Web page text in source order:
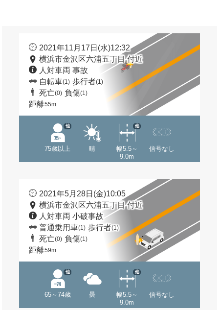
2021年11月17日(水)12:32
横浜市金沢区六浦五丁目 付近
人対車両 事故
自転車(1) 歩行者(1)
死亡(0) 負傷(1)
距離55m
75歳以上
他
晴
幅5.5～
9.0m
他
信号なし
2021年5月28日(金)10:05
横浜市金沢区六浦五丁目 付近
人対車両 小破事故
普通乗用車(1) 歩行者(1)
死亡(0) 負傷(1)
距離59m
65～74歳
他
曇
幅5.5～
9.0m
他
信号なし